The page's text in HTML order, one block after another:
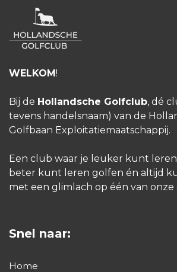
WELKOM !
Bij de Hollandsche Golfclub, dé
tevens handelsnaam) van de
Golfbaan Exploitatiemaatschappij.
Een club waar je leuker kunt
beter kunt leren golfen én altijd
met een glimlach op één van
Snel naar:
Home